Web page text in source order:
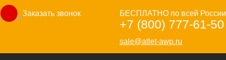
ЛизингЗаказать звонок БЕСПЛАТНО по всей России
+7 (800) 777-61-50
sale@atlet-awp.ru